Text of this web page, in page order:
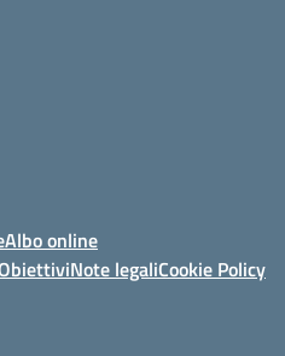
Albo online
Note legaliCookie Policy